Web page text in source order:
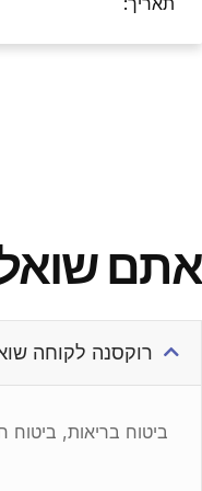
אתם
רוקסנה לקוחה
ביטוח בריאות, ביטוח